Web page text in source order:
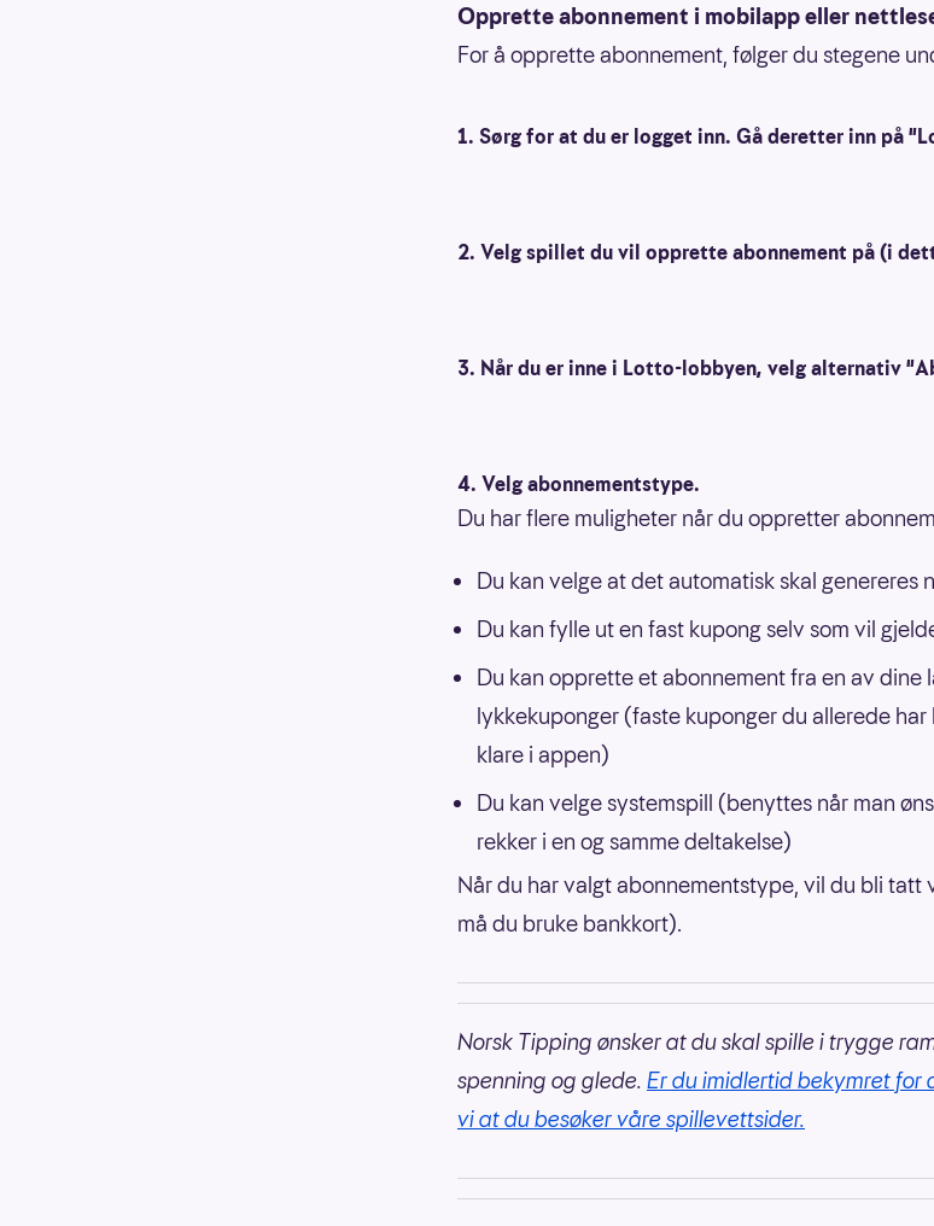
Opprette abonnement i mobilapp eller
For å opprette abonnement, følger du stegene
1. Sørg for at du er logget inn. Gå deretter inn på
2. Velg spillet du vil opprette abonnement på (i
3. Når du er inne i Lotto-lobbyen, velg alternativ
4. Velg abonnementstype.
Du har flere muligheter når du oppretter
Du kan velge at det automatisk skal genereres
Du kan fylle ut en fast kupong selv som vil
Du kan opprette et abonnement fra en av dine
lykkekuponger (faste kuponger du allerede
klare i appen)
Du kan velge systemspill (benyttes når man
rekker i en og samme deltakelse)
Når du har valgt abonnementstype, vil du bli tatt
må du bruke bankkort).
Norsk Tipping ønsker at du skal spille i trygge
spenning og glede. Er du imidlertid bekymret for
vi at du besøker våre spillevettsider.